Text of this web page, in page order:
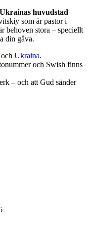
Ukrainas huvudstad
som är pastor i
behoven stora – speciellt
din gåva.
och Ukraina.
och Swish finns
– och att Gud sänder